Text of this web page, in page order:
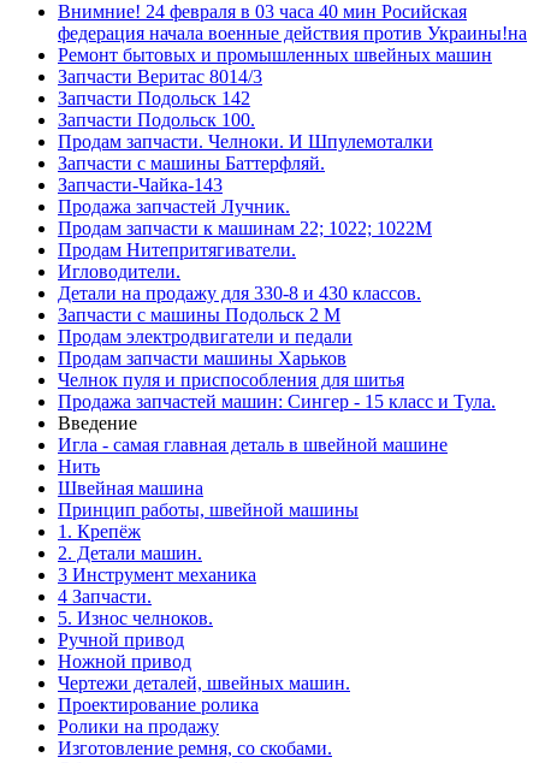
Внимние! 24 февраля в 03 часа 40 мин Росийская
федерация начала военные действия против Украины!на
Ремонт бытовых и промышленных швейных машин
Запчасти Веритас 8014/3
Запчасти Подольск 142
Запчасти Подольск 100.
Продам запчасти. Челноки. И Шпулемоталки
Запчасти с машины Баттерфляй.
Запчасти-Чайка-143
Продажа запчастей Лучник.
Продам запчасти к машинам 22; 1022; 1022М
Продам Нитепритягиватели.
Игловодители.
Детали на продажу для 330-8 и 430 классов.
Запчасти с машины Подольск 2 М
Продам электродвигатели и педали
Продам запчасти машины Харьков
Челнок пуля и приспособления для шитья
Продажа запчастей машин: Сингер - 15 класс и Тула.
Введение
Игла - самая главная деталь в швейной машине
Нить
Швейная машина
Принцип работы, швейной машины
1. Крепёж
2. Детали машин.
3 Инструмент механика
4 Запчасти.
5. Износ челноков.
Ручной привод
Ножной привод
Чертежи деталей, швейных машин.
Проектирование ролика
Ролики на продажу
Изготовление ремня, со скобами.